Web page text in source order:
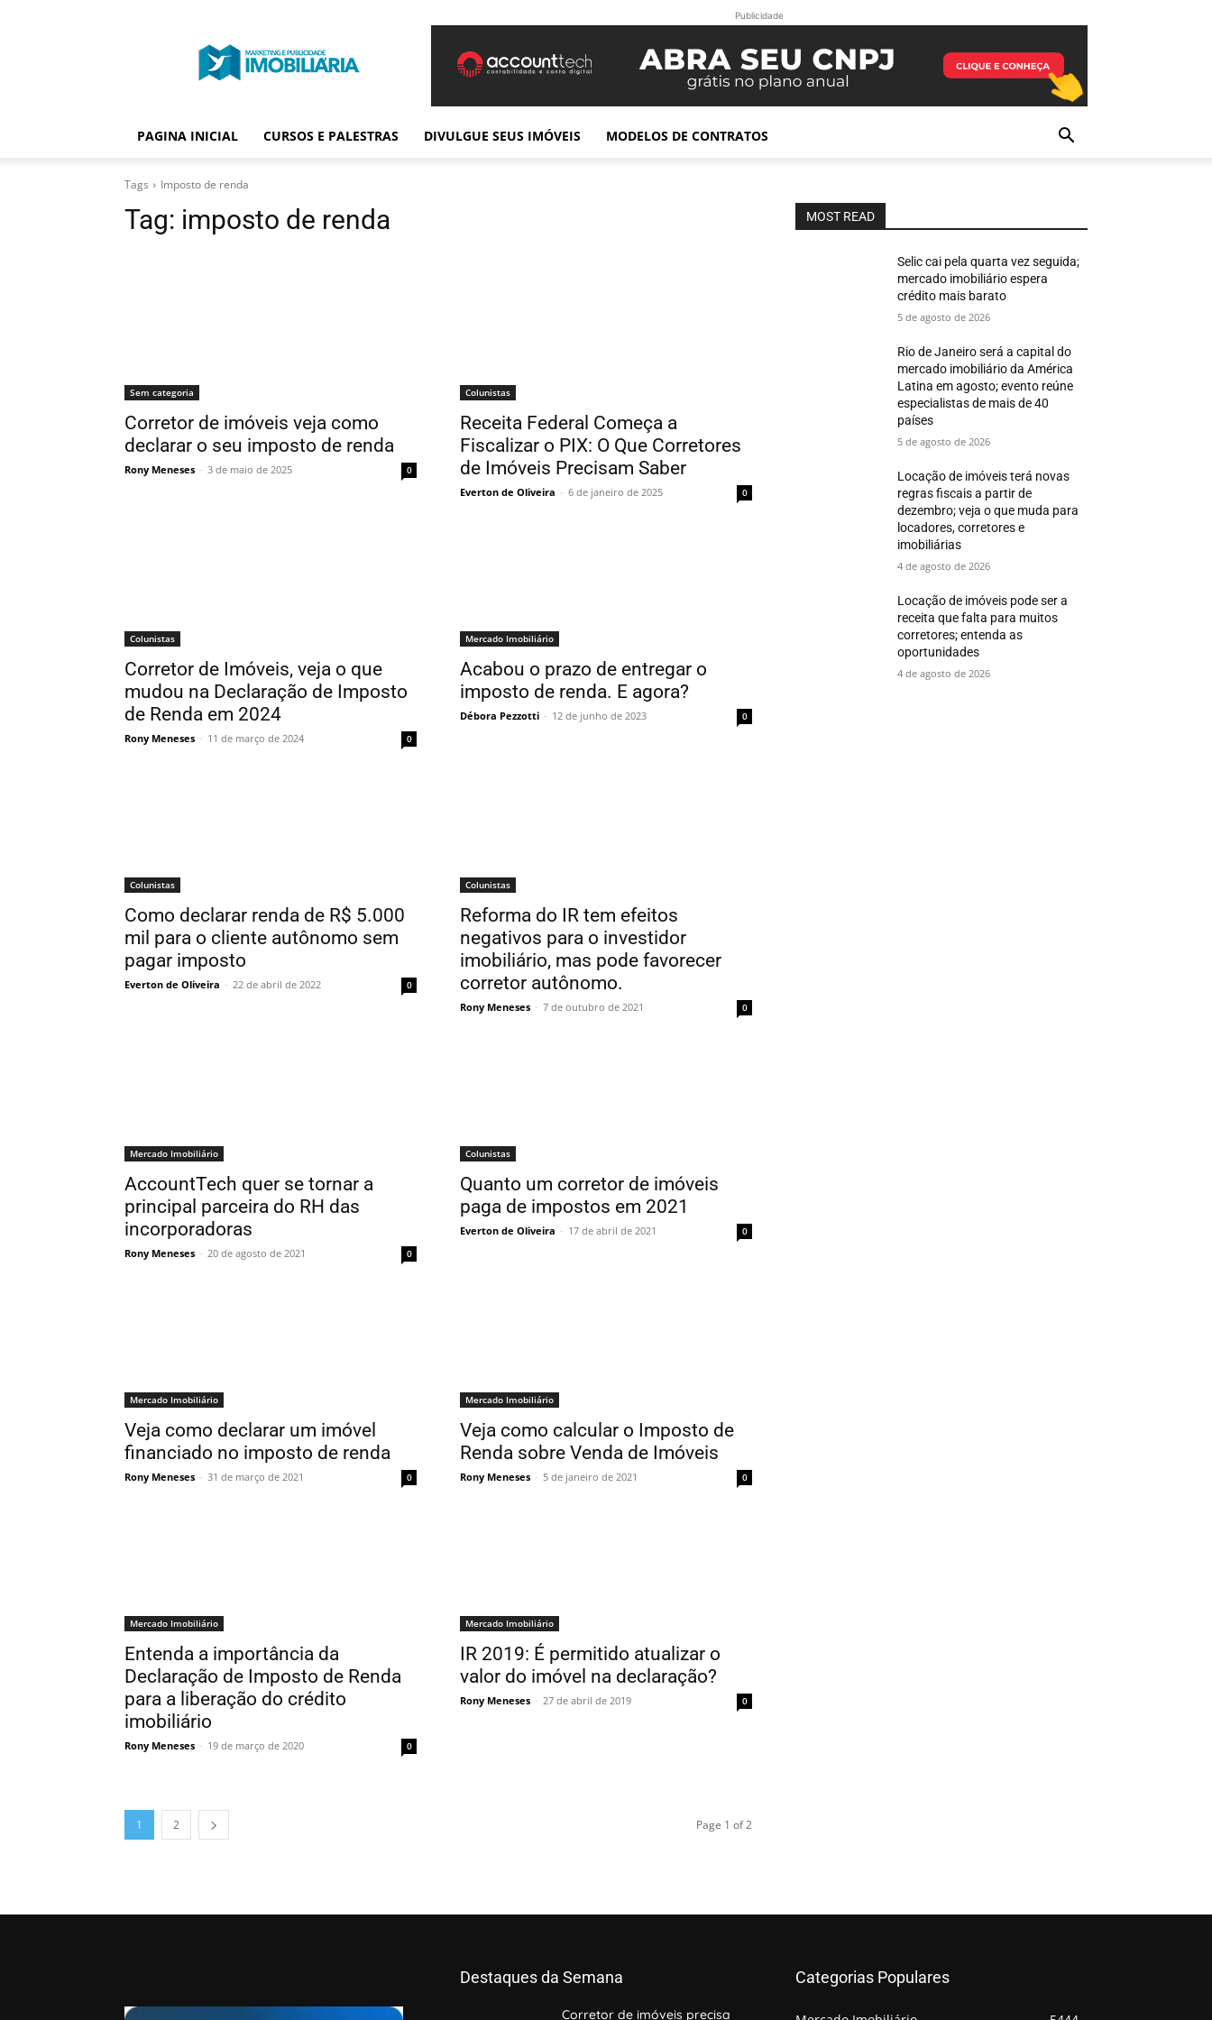
Publicidade
Imobiliária
Publicidade
PAGINA INICIAL CURSOS E PALESTRAS DIVULGUE SEUS IMÓVEIS MODELOS DE CONTRATOS
Tags Imposto de renda
Tag: imposto de renda
Sem categoria
Corretor de imóveis veja como
declarar o seu imposto de renda
Rony Meneses - 3 de maio de 2025 0
Colunistas
Receita Federal Começa a
Fiscalizar o PIX: O Que Corretores
de Imóveis Precisam Saber
Everton de Oliveira - 6 de janeiro de 2025 0
Colunistas
Corretor de Imóveis, veja o que
mudou na Declaração de Imposto
de Renda em 2024
Rony Meneses - 11 de março de 2024 0
Mercado Imobiliário
Acabou o prazo de entregar o
imposto de renda. E agora?
Débora Pezzotti - 12 de junho de 2023 0
Colunistas
Como declarar renda de R$ 5.000
mil para o cliente autônomo sem
pagar imposto
Everton de Oliveira - 22 de abril de 2022 0
Colunistas
Reforma do IR tem efeitos
negativos para o investidor
imobiliário, mas pode favorecer
corretor autônomo.
Rony Meneses - 7 de outubro de 2021 0
Mercado Imobiliário
AccountTech quer se tornar a
principal parceira do RH das
incorporadoras
Rony Meneses - 20 de agosto de 2021 0
Colunistas
Quanto um corretor de imóveis
paga de impostos em 2021
Everton de Oliveira - 17 de abril de 2021 0
Mercado Imobiliário
Veja como declarar um imóvel
financiado no imposto de renda
Rony Meneses - 31 de março de 2021 0
Mercado Imobiliário
Veja como calcular o Imposto de
Renda sobre Venda de Imóveis
Rony Meneses - 5 de janeiro de 2021 0
Mercado Imobiliário
Entenda a importância da
Declaração de Imposto de Renda
para a liberação do crédito
imobiliário
Rony Meneses - 19 de março de 2020 0
Mercado Imobiliário
IR 2019: É permitido atualizar o
valor do imóvel na declaração?
Rony Meneses - 27 de abril de 2019 0
1 2 Page 1 of 2
MOST READ
Selic cai pela quarta vez seguida;
mercado imobiliário espera
crédito mais barato
5 de agosto de 2026
Rio de Janeiro será a capital do
mercado imobiliário da América
Latina em agosto; evento reúne
especialistas de mais de 40
países
5 de agosto de 2026
Locação de imóveis terá novas
regras fiscais a partir de
dezembro; veja o que muda para
locadores, corretores e
imobiliárias
4 de agosto de 2026
Locação de imóveis pode ser a
receita que falta para muitos
corretores; entenda as
oportunidades
4 de agosto de 2026
Destaques da Semana
Corretor de imóveis precisa
Categorias Populares